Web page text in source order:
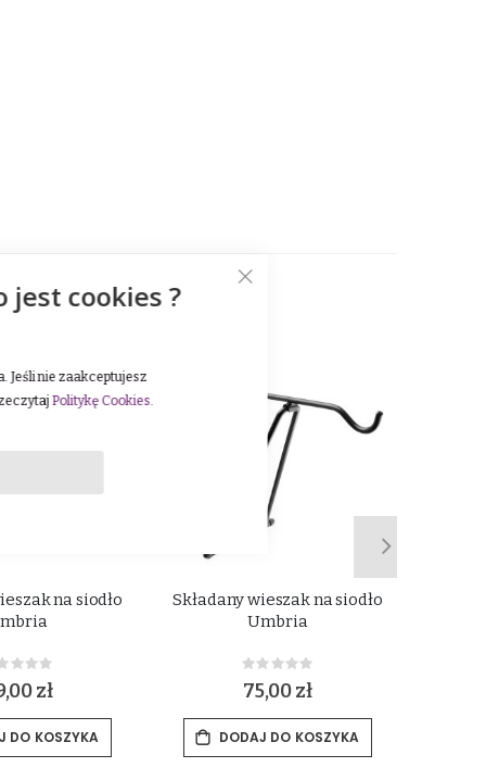
na siodło
Rating:
zł
DO KOSZYKA
Składany wieszak na siodło
Umbria
Rating:
0%
75,00 zł
DODAJ DO KOSZYKA
jest cookies ?
Jeśli nie zaakceptujesz
Politykę Cookies.